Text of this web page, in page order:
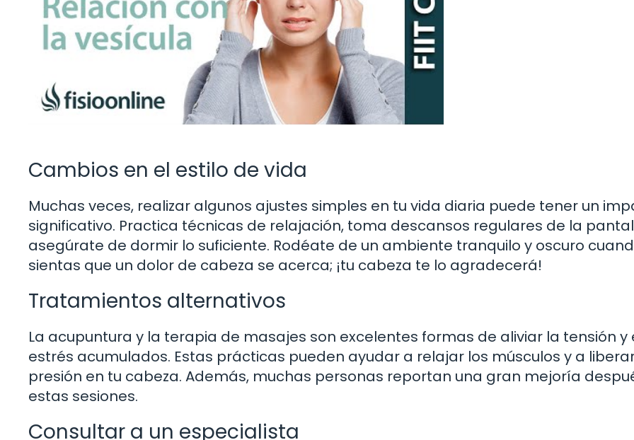
Cambios en el estilo de vida
Muchas veces, realizar algunos ajustes simples en tu vida diaria puede tener un
significativo. Practica técnicas de relajación, toma descansos regulares de la
asegúrate de dormir lo suficiente. Rodéate de un ambiente tranquilo y oscuro
sientas que un dolor de cabeza se acerca; ¡tu cabeza te lo agradecerá!
Tratamientos alternativos
La acupuntura y la terapia de masajes son excelentes formas de aliviar la tensión y
estrés acumulados. Estas prácticas pueden ayudar a relajar los músculos y a
presión en tu cabeza. Además, muchas personas reportan una gran mejoría
estas sesiones.
Consultar a un especialista